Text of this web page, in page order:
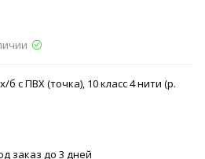
с ПВХ (точка), 10 класс 4 нити (р.
заказ до 3 дней